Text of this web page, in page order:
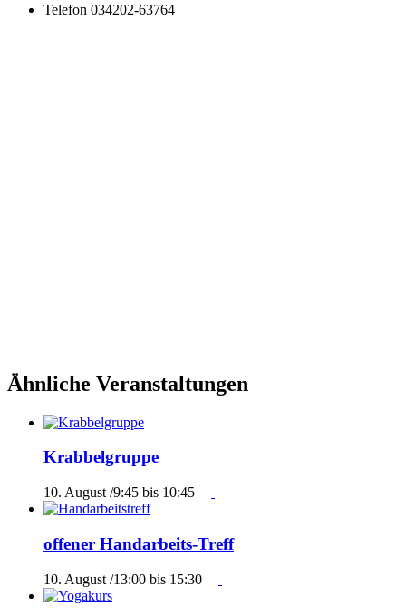
Telefon 034202-63764
Ähnliche Veranstaltungen
Krabbelgruppe
10. August /9:45 bis 10:45
offener Handarbeits-Treff
10. August /13:00 bis 15:30